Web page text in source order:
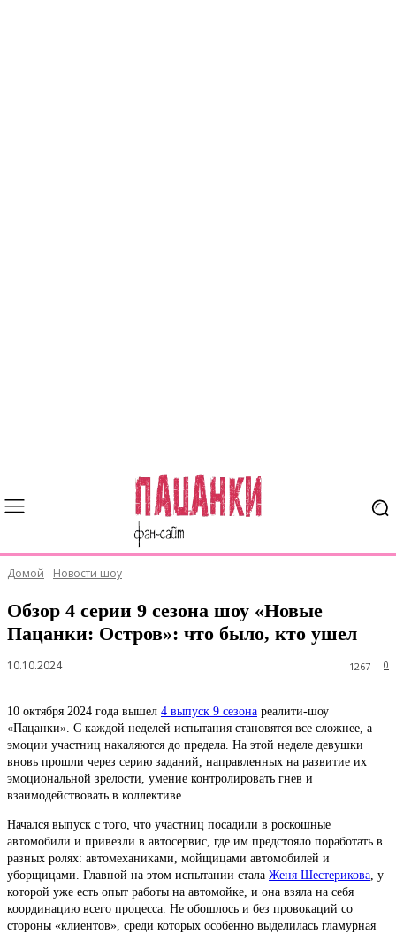
Домой Новости шоу
Обзор 4 серии 9 сезона шоу «Новые
Пацанки: Остров»: что было, кто ушел
10.10.2024 0
1267
10 октября 2024 года вышел 4 выпуск 9 сезона реалити-шоу
«Пацанки». С каждой неделей испытания становятся все сложнее, а
эмоции участниц накаляются до предела. На этой неделе девушки
вновь прошли через серию заданий, направленных на развитие их
эмоциональной зрелости, умение контролировать гнев и
взаимодействовать в коллективе.
Начался выпуск с того, что участниц посадили в роскошные
автомобили и привезли в автосервис, где им предстояло поработать в
разных ролях: автомеханиками, мойщицами автомобилей и
уборщицами. Главной на этом испытании стала Женя Шестерикова , у
которой уже есть опыт работы на автомойке, и она взяла на себя
координацию всего процесса. Не обошлось и без провокаций со
стороны «клиентов», среди которых особенно выделилась гламурная